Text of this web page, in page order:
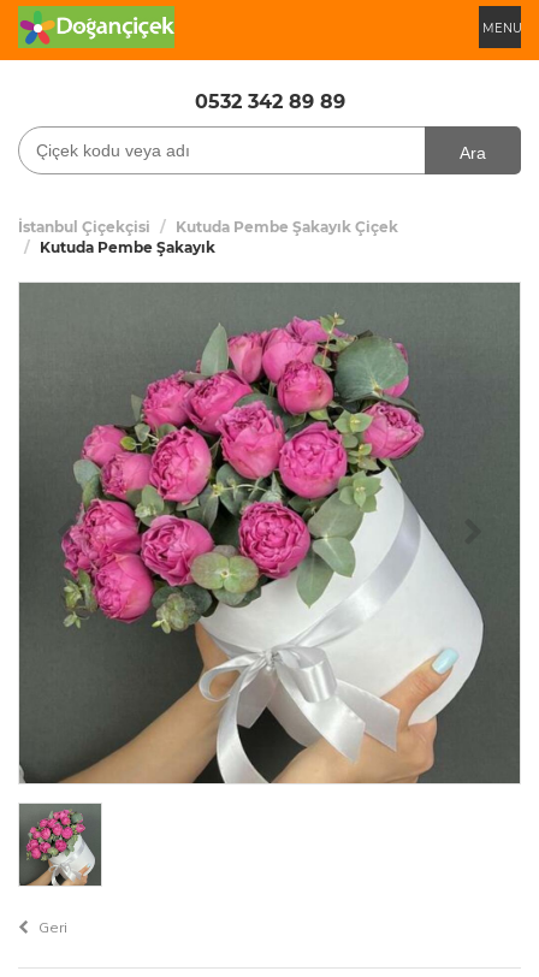
MENU
0532 342 89 89
Ara
İstanbul Çiçekçisi
Kutuda Pembe Şakayık Çiçek
Kutuda Pembe Şakayık
Geri